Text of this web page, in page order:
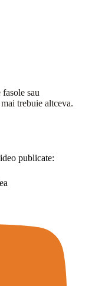
sau
trebuie altceva.
publicate: